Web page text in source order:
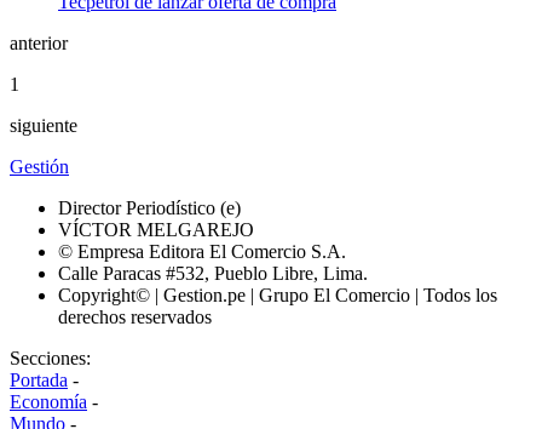
anterior
1
siguiente
Gestión
Director Periodístico (e)
VÍCTOR MELGAREJO
© Empresa Editora El Comercio S.A.
Calle Paracas #532, Pueblo Libre, Lima.
Copyright© | Gestion.pe | Grupo El Comercio | Todos los
derechos reservados
Secciones:
Portada -
Economía -
Mundo -